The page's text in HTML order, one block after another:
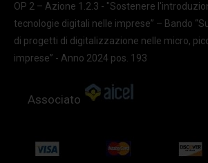
OP 2 – Azione 1.2.3 - "Sostenere
tecnologie digitali nelle imprese” – Bando
di progetti di digitalizzazione nelle micro,
imprese” - Anno 2024 pos. 193
Associato